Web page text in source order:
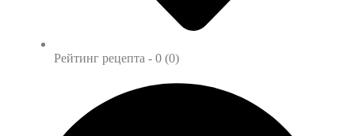
Рейтинг рецепта - 0 (0)